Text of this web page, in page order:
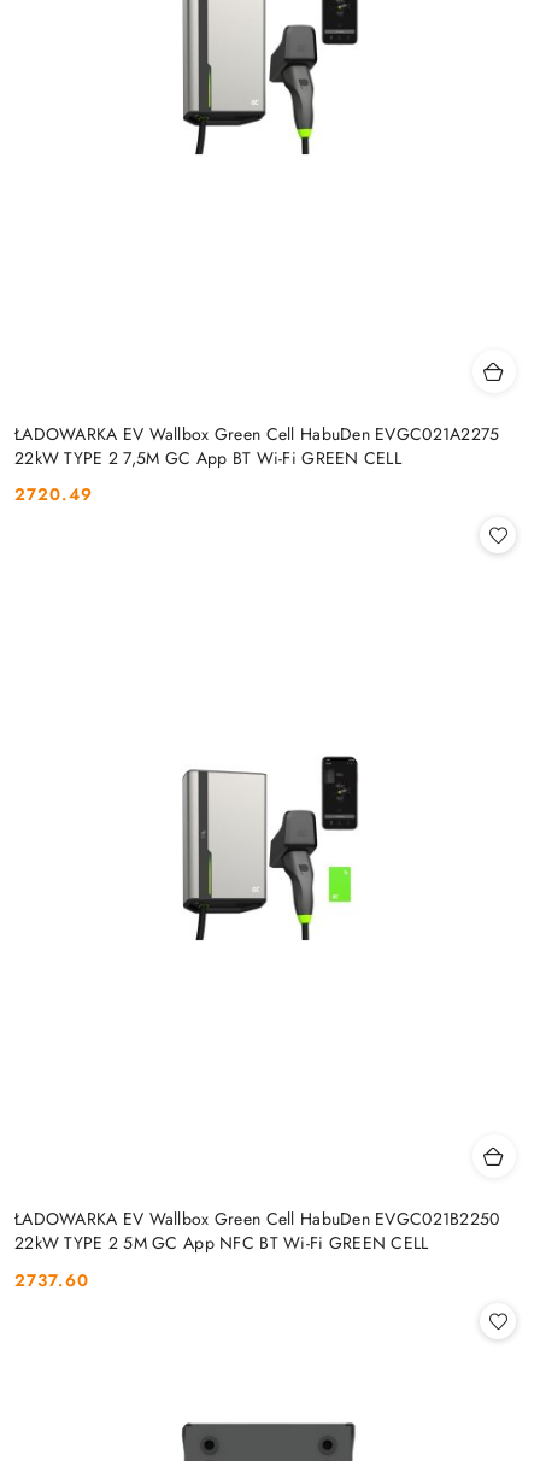
ŁADOWARKA EV Wallbox Green Cell HabuDen EVGC021A2275
22kW TYPE 2 7,5M GC App BT Wi-Fi GREEN CELL
Cena:
2720.49
ŁADOWARKA EV Wallbox Green Cell HabuDen EVGC021B2250
22kW TYPE 2 5M GC App NFC BT Wi-Fi GREEN CELL
Cena:
2737.60